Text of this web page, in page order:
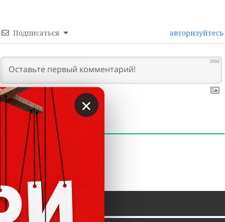
Подписаться авторизуйтесь
5000
КОММЕНТАРИИ
×